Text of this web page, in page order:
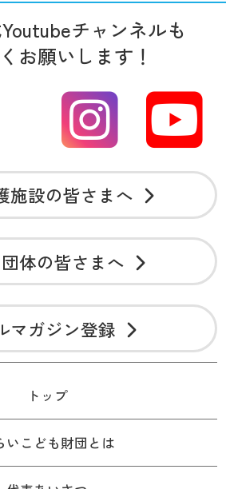
チャンネルも
お願いします！
施設の皆さまへ
体の皆さまへ
マガジン登録
トップ
いこども財団とは